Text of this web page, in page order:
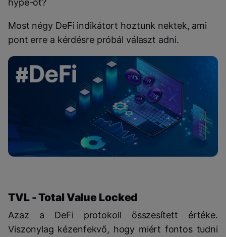
Most négy DeFi indikátort hoztunk nektek, ami
pont erre a kérdésre próbál választ adni.
TVL - Total Value Locked
Azaz a DeFi protokoll összesített értéke.
Viszonylag kézenfekvő, hogy miért fontos tudni